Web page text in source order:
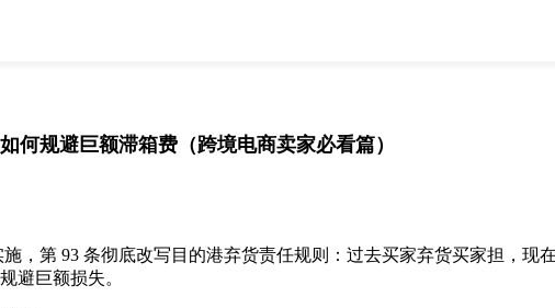
何规避巨额滞箱费（跨境电商卖家必看篇）
第 93 条彻底改写目的港弃货责任规则：过去买家弃货买家担，现
避巨额损失。